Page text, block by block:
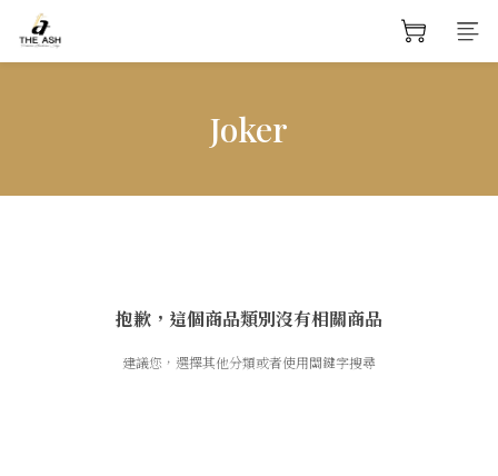
Joker
抱歉，這個商品類別沒有相關商品
建議您，選擇其他分類或者使用關鍵字搜尋